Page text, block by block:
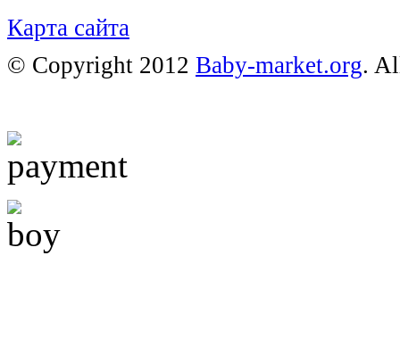
Карта сайта
© Copyright 2012 Baby-market.org.